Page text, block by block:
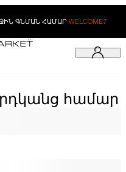
ԳՆՄԱՆ ՀԱՄԱՐ WELCOME7
համար